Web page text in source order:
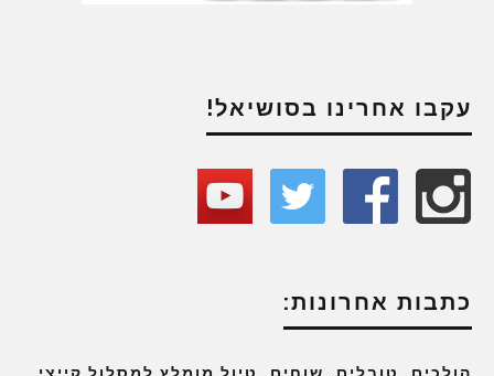
עקבו אחרינו בסושיאל!
כתבות אחרונות: